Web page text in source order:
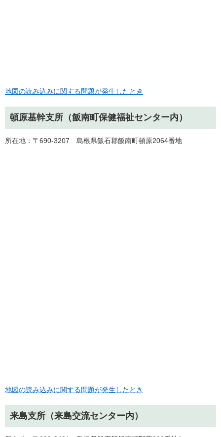
地図の読み込みに関する問題が発生したとき
頓原基幹支所（飯南町保健福祉センター内）
所在地：〒690-3207 島根県飯石郡飯南町頓原2064番地​
地図の読み込みに関する問題が発生したとき
来島支所（来島交流センター内）